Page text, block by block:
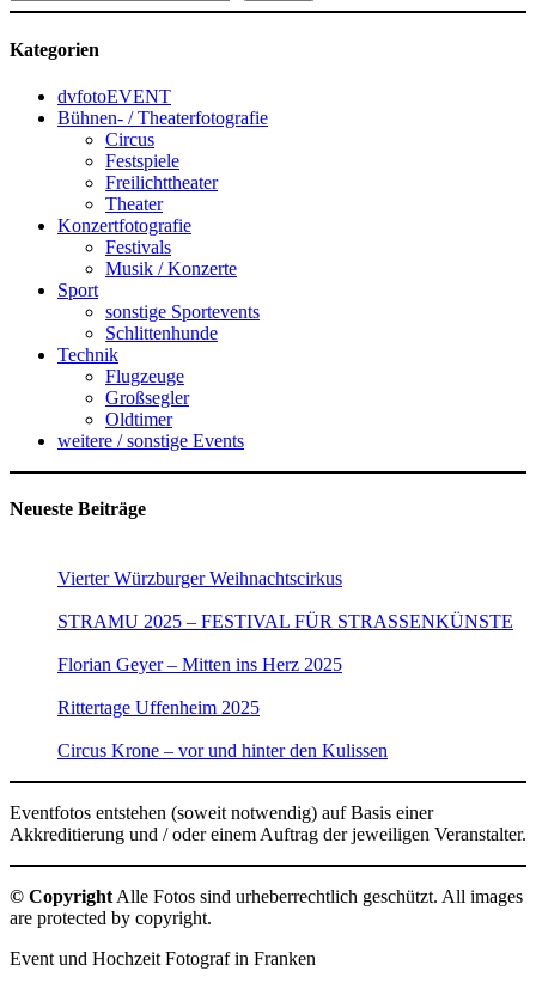
Kategorien
dvfotoEVENT
Bühnen- / Theaterfotografie
Circus
Festspiele
Freilichttheater
Theater
Konzertfotografie
Festivals
Musik / Konzerte
Sport
sonstige Sportevents
Schlittenhunde
Technik
Flugzeuge
Großsegler
Oldtimer
weitere / sonstige Events
Neueste Beiträge
Vierter Würzburger Weihnachtscirkus
STRAMU 2025 – FESTIVAL FÜR STRASSENKÜNSTE
Florian Geyer – Mitten ins Herz 2025
Rittertage Uffenheim 2025
Circus Krone – vor und hinter den Kulissen
Eventfotos entstehen (soweit notwendig) auf Basis einer
Akkreditierung und / oder einem Auftrag der jeweiligen Veranstalter.
© Copyright Alle Fotos sind urheberrechtlich geschützt. All images
are protected by copyright.
Event und Hochzeit Fotograf in Franken